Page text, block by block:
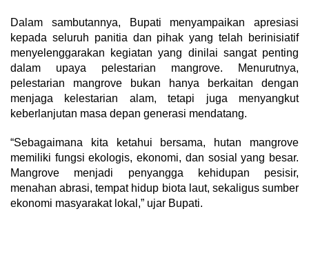
Dalam sambutannya, Bupati menyampaikan apresiasi
kepada seluruh panitia dan pihak yang telah berinisiatif
menyelenggarakan kegiatan yang dinilai sangat penting
dalam upaya pelestarian mangrove. Menurutnya,
pelestarian mangrove bukan hanya berkaitan dengan
menjaga kelestarian alam, tetapi juga menyangkut
keberlanjutan masa depan generasi mendatang.
“Sebagaimana kita ketahui bersama, hutan mangrove
memiliki fungsi ekologis, ekonomi, dan sosial yang besar.
Mangrove menjadi penyangga kehidupan pesisir,
menahan abrasi, tempat hidup biota laut, sekaligus sumber
ekonomi masyarakat lokal,” ujar Bupati.